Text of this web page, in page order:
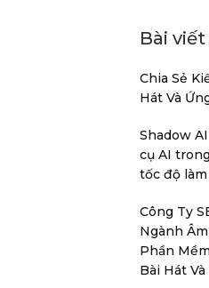
Bài
Chia Sẻ
Hát Và
Shadow
cụ AI
tốc độ
Công Ty
Ngành
Phần
Bài Hát